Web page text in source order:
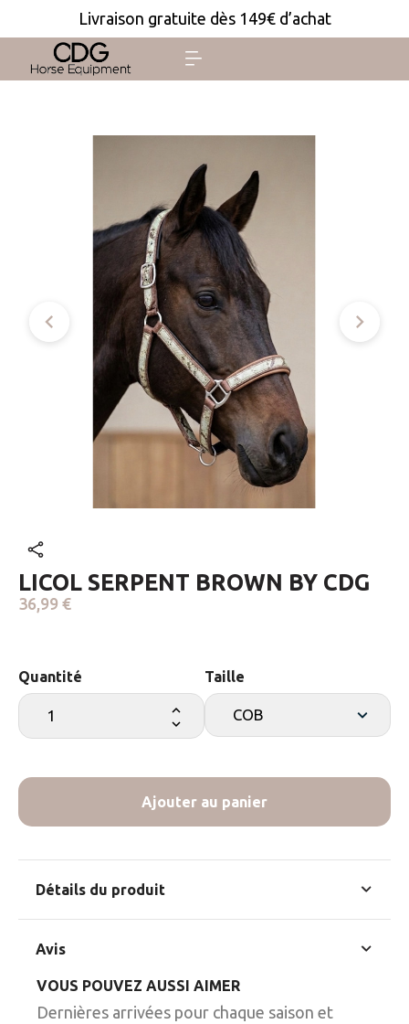
Livraison gratuite dès 149€ d’achat
 
LICOL SERPENT BROWN BY CDG
36,99 €
Quantité Taille
Ajouter au panier
Détails du produit
Avis
Commentaires (0)
VOUS POUVEZ AUSSI AIMER
Dernières arrivées pour chaque saison et